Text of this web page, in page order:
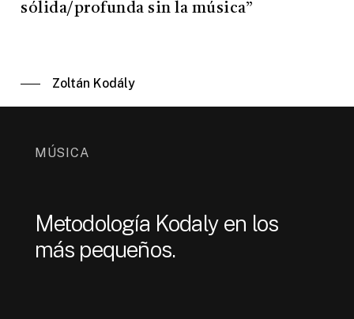
sólida/profunda sin la música”
Zoltán Kodály
MÚSICA
Metodología Kodaly en los
más pequeños.